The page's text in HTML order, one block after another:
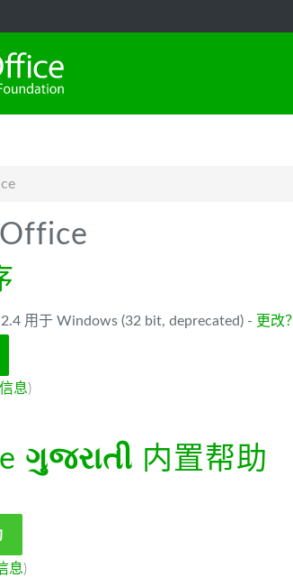
用于 Windows (32 bit, deprecated) - 更改？
信息)
ગુજરાતી 内置帮助
息)